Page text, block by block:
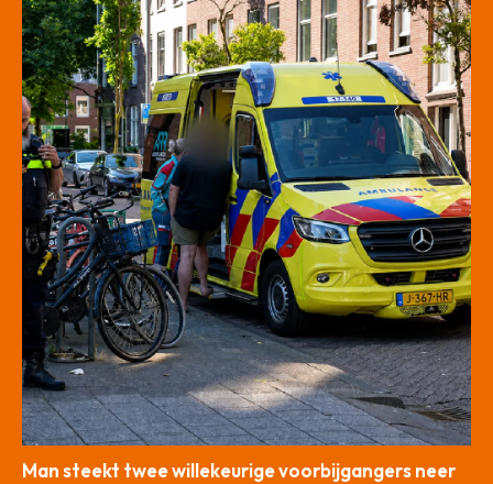
Man steekt twee willekeurige voorbijgangers neer